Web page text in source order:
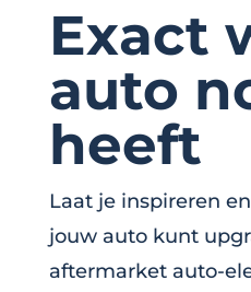
Exact
auto
heeft
Laat je inspireren
jouw auto kunt
aftermarket auto-